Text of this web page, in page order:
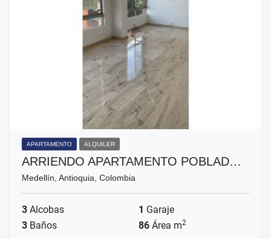
APARTAMENTO ALQUILER
ARRIENDO APARTAMENTO POBLAD…
Medellín, Antioquia, Colombia
3 Alcobas 1 Garaje
3 Baños 86 Área m2